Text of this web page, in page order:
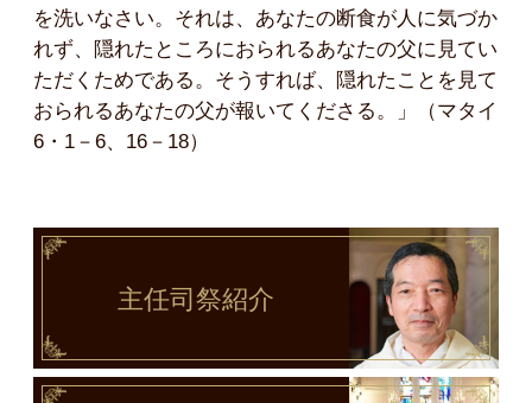
を洗いなさい。それは、あなたの断食が人に気づか
れず、隠れたところにおられるあなたの父に見てい
ただくためである。そうすれば、隠れたことを見て
おられるあなたの父が報いてくださる。」（マタイ
6・1－6、16－18）
主任司祭紹介